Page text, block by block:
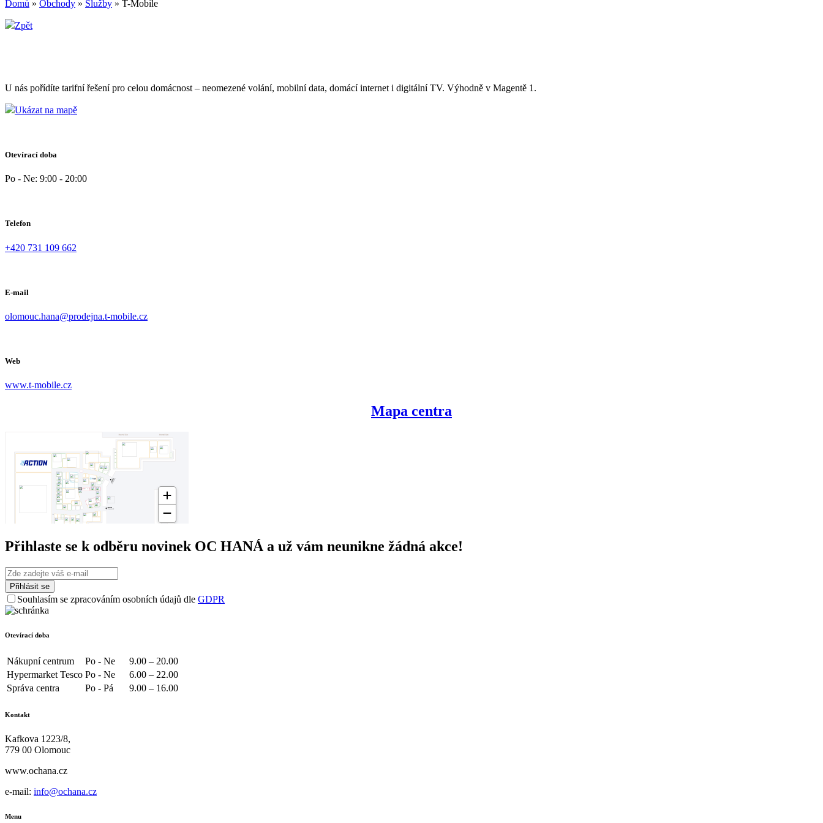
Domů » Obchody » Služby » T-Mobile
Zpět
U nás pořídíte tarifní řešení pro celou domácnost – neomezené volání, mobilní data, domácí internet i digitální TV. Výhodně v Magentě 1.
Ukázat na mapě
Otevírací doba
Po - Ne: 9:00 - 20:00
Telefon
+420 731 109 662
E-mail
olomouc.hana@prodejna.t-mobile.cz
Web
www.t-mobile.cz
Mapa centra
Přihlaste se k odběru novinek OC HANÁ a už vám neunikne žádná akce!
Souhlasím se zpracováním osobních údajů dle GDPR
Otevírací doba
Nákupní centrum Po - Ne
9.00 – 20.00
Hypermarket Tesco Po - Ne
6.00 – 22.00
Správa centra
Po - Pá 9.00 – 16.00
Kontakt
Kafkova 1223/8,
779 00 Olomouc
www.ochana.cz
e-mail: info@ochana.cz
Menu